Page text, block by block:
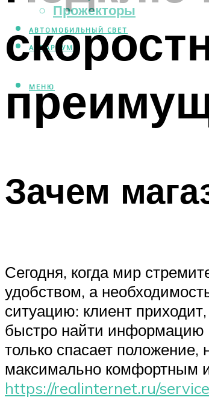
Прожекторы
АВТОМОБИЛЬНЫЙ СВЕТ
АКВАРИУМ
МЕНЮ
Зачем
Сегодня, когда мир
удобством, а
ситуацию: клиент
быстро найти информацию
только спасает
максимально комфортным
https://realinternet.ru/